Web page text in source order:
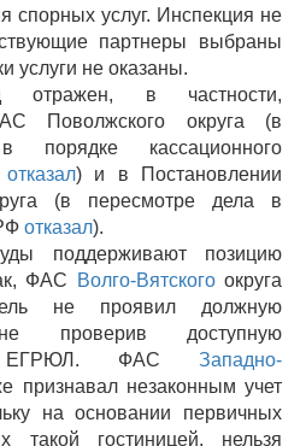
спорных услуг. Инспекция не
партнеры выбраны
услуги не оказаны.
отражен, в частности,
Поволжского округа (в
порядке кассационного
отказал) и в Постановлении
(в пересмотре дела в
отказал).
поддерживают позицию
ФАС
Волго-Вятскогоокруга
не проявил должную
не проверив доступную
ЕГРЮЛ. ФАС Западно-
признавал незаконным учет
на основании первичных
такой гостиницей, нельзя